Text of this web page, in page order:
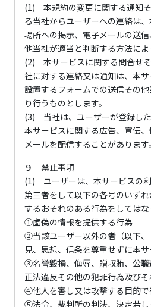
(1) 本規約の変更に関する通知
る当社からユーザーへの連絡は
場所への掲示、電子メールの送
他当社が適当と判断する方法によ
(2) 本サービスに関する問合せ
社に対する連絡又は通知は、本
設置するフォームでの送信その
り行うものとします。
(3) 当社は、ユーザーが登録した
本サービスに関する広告、宣伝
メールを配信することがあります。
９ 禁止事項
(1) ユーザーは、本サービスの
第三者をして以下の各号のいず
するおそれのある行為をしてはな
①虚偽の情報を提供する行為
②当該ユーザー以外の者（以下
見、思想、信条を尊重せずに本
③名誉毀損、侮辱、贈収賄、公
正法違反その他の犯罪行為及び
④他人を害し又は攻撃する目的
⑤法令、裁判所の判決、決定若